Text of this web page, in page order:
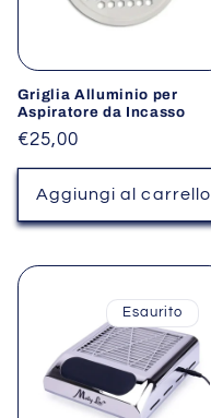
Griglia Alluminio per
Aspiratore da Incasso
Prezzo
di
listino
€25,00
Aggiungi al carrello
Esaurito